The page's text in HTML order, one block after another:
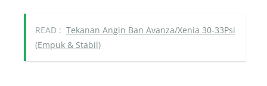
READ : Tekanan Angin Ban Avanza/Xenia 30-33Psi
(Empuk & Stabil)